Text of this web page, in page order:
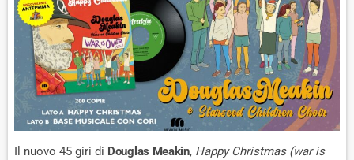
Il nuovo 45 giri di Douglas Meakin, Happy Christmas (war is